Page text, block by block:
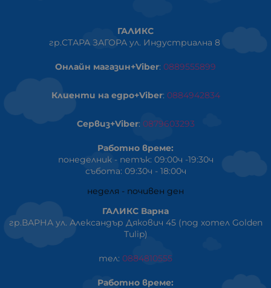
ГАЛИКС
гр.СТАРА ЗАГОРА ул. Индустриална 8
Онлайн магазин+Viber: 0889555899
Клиенти на едро+Viber: 0884942834
Сервиз+Viber: 0879603293
Работно време:
понеделник - петък: 09:00ч -19:30ч
събота: 09:30ч - 18:00ч
неделя - почивен ден
ГАЛИКС Варна
гр.ВАРНА ул. Александър Дякович 45 (под хотел Golden
Tulip)
тел: 0884810555
Работно време: